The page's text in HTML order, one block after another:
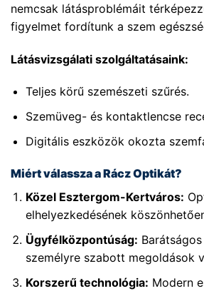
nemcsak látásproblémáit
figyelmet fordítunk a szem
Látásvizsgálati szolgáltatásaink:
Teljes körű szemészeti szűrés.
Szemüveg- és kontaktlencse
Digitális eszközök okozta
Miért válassza a Rácz Optikát?
Közel Esztergom-Kertváros:
elhelyezkedésének
Ügyfélközpontúság:
személyre szabott megoldások
Korszerű technológia: Modern